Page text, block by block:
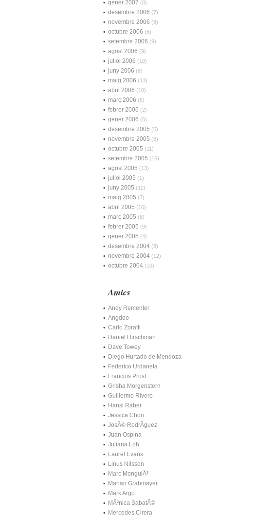
gener 2007 (8)
desembre 2006 (7)
novembre 2006 (8)
octubre 2006 (8)
setembre 2006 (9)
agost 2006 (9)
juliol 2006 (10)
juny 2006 (8)
maig 2006 (13)
abril 2006 (10)
març 2006 (5)
febrer 2006 (2)
gener 2006 (5)
desembre 2005 (6)
novembre 2005 (6)
octubre 2005 (11)
setembre 2005 (16)
agost 2005 (13)
juliol 2005 (1)
juny 2005 (12)
maig 2005 (7)
abril 2005 (16)
març 2005 (8)
febrer 2005 (9)
gener 2005 (4)
desembre 2004 (8)
novembre 2004 (12)
octubre 2004 (10)
Amics
Andy Rementer
Angdoo
Carlo Zoratti
Daniel Hirschman
Dave Towey
Diego Hurtado de Mendoza
Federico Urdaneta
Francois Prost
Grisha Morgenstern
Guillermo Rivero
Hansi Raber
Jessica Chon
JosÃ© RodrÃ­guez
Juan Ospina
Juliana Loh
Laurel Evans
Linus Nilsson
Marc MonguiÃ³
Marian Grabmayer
Mark Argo
MÃ²nica SabatÃ©
Mercedes Cirera